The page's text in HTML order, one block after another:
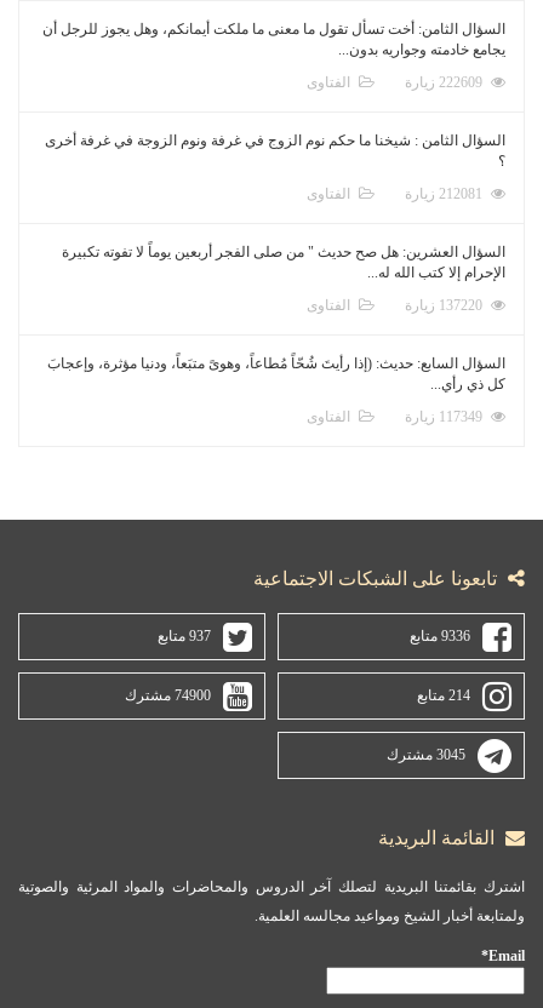
السؤال الثامن: أخت تسأل تقول ما معنى ما ملكت أيمانكم، وهل يجوز للرجل أن
يجامع خادمته وجواريه بدون...
الفتاوى
السؤال الثامن : شيخنا ما حكم نوم الزوج في غرفة ونوم الزوجة في غرفة أخرى
؟
الفتاوى
السؤال العشرين: هل صح حديث " من صلى الفجر أربعين يوماً لا تفوته تكبيرة
الإحرام إلا كتب الله له...
الفتاوى
السؤال السابع: حديث: (إذا رأيتَ شُحّاً مُطاعاً، وهوىً متبَعاً، ودنيا مؤثرة، وإعجابَ
كل ذي رأي...
الفتاوى
تابعونا على الشبكات الاجتماعية
9336 متابع 937 متابع
214 متابع 74900 مشترك
3045 مشترك
القائمة البريدية
اشترك بقائمتنا البريدية لتصلك آخر الدروس والمحاضرات والمواد المرئية والصوتية
ولمتابعة أخبار الشيخ ومواعيد مجالسه العلمية.
Email*